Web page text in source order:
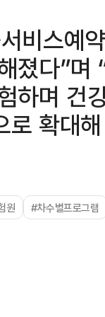
비스예
졌다”
하며 건
로 확대
원 #차수별프로그램